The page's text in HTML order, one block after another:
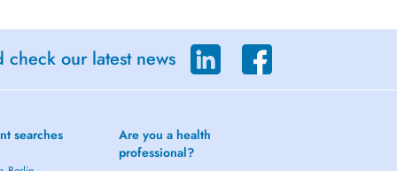
check our latest news
searches
Are you a health
professional?